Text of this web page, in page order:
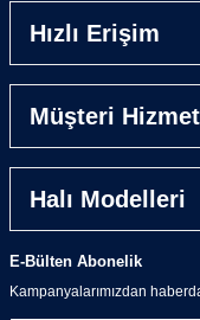
Hızlı Erişim
Müşteri
Halı Modelleri
E-Bülten Abonelik
Kampanyalarımızdan